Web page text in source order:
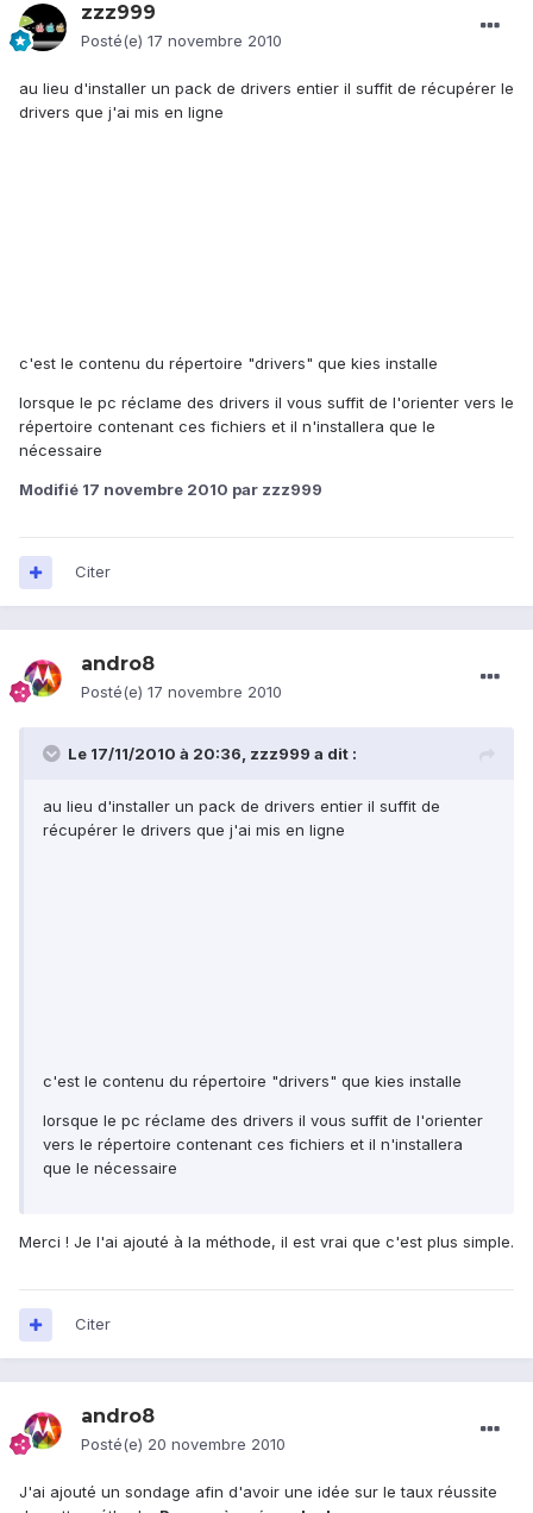
zzz999
Posté(e) 17 novembre 2010
au lieu d'installer un pack de drivers entier il suffit de récupérer le
drivers que j'ai mis en ligne
c'est le contenu du répertoire "drivers" que kies installe
lorsque le pc réclame des drivers il vous suffit de l'orienter vers le
répertoire contenant ces fichiers et il n'installera que le
nécessaire
Modifié 17 novembre 2010 par zzz999
Citer
andro8
Posté(e) 17 novembre 2010
Le 17/11/2010 à 20:36, zzz999 a dit :
au lieu d'installer un pack de drivers entier il suffit de
récupérer le drivers que j'ai mis en ligne
c'est le contenu du répertoire "drivers" que kies installe
lorsque le pc réclame des drivers il vous suffit de l'orienter
vers le répertoire contenant ces fichiers et il n'installera
que le nécessaire
Merci ! Je l'ai ajouté à la méthode, il est vrai que c'est plus simple.
Citer
andro8
Posté(e) 20 novembre 2010
J'ai ajouté un sondage afin d'avoir une idée sur le taux réussite